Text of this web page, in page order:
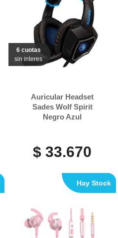
6 cuotas
sin interes
Auricular Headset
Sades Wolf Spirit
Negro Azul
$ 33.670
Hay Stock